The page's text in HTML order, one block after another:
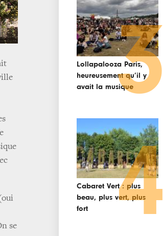
se
Lollapalooza Paris,
heureusement qu’il y
avait la musique3
Cabaret Vert : plus
beau, plus vert, plus
fort
4